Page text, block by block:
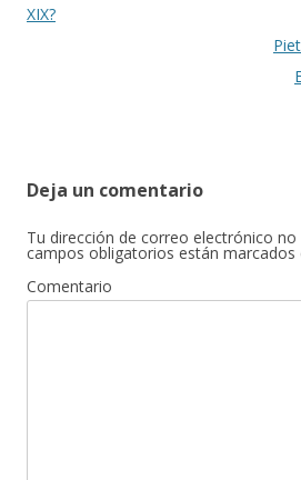
XIX?
Deja un comentario
Tu dirección de correo electrónico no
campos obligatorios están marcados
Comentario